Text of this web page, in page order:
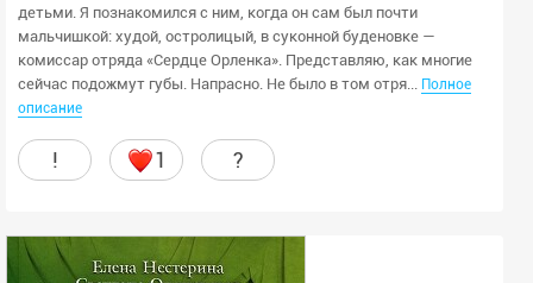
детьми. Я познакомился с ним, когда он сам был почти
мальчишкой: худой, остролицый, в суконной буденовке —
комиссар отряда «Сердце Орленка». Представляю, как многие
сейчас подожмут губы. Напрасно. Не было в том отря... Полное
описание
! 1 ?